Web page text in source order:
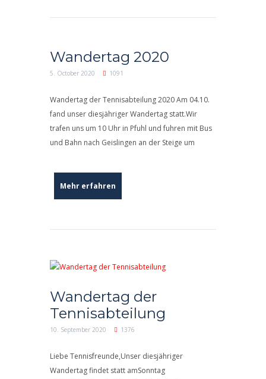
Wandertag 2020
5. October 2020 1091
Wandertag der Tennisabteilung 2020 Am 04.10.
fand unser diesjähriger Wandertag statt.Wir
trafen uns um 10 Uhr in Pfuhl und fuhren mit Bus
und Bahn nach Geislingen an der Steige um
Mehr erfahren
Wandertag der
Tennisabteilung
10. September 2020 1376
Liebe Tennisfreunde,Unser diesjähriger
Wandertag findet statt amSonntag